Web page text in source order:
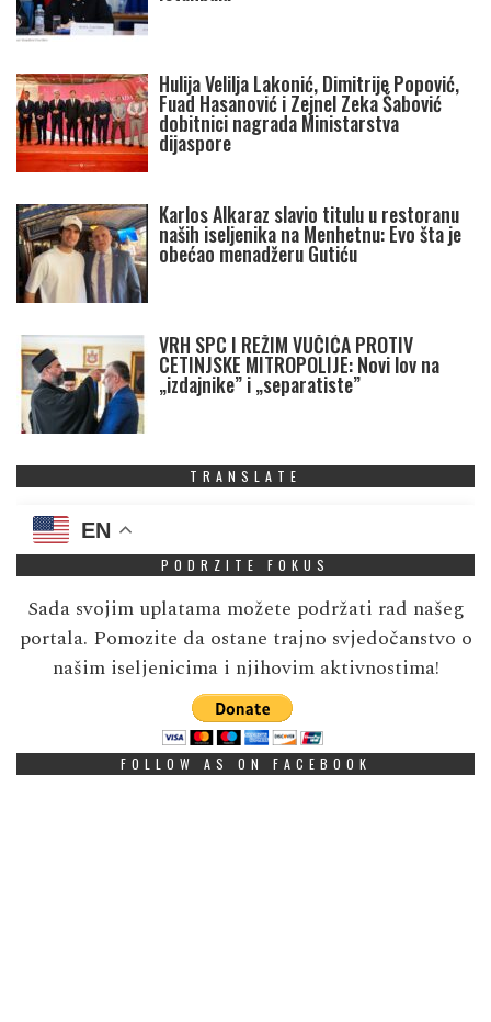
Hulija Velilja Lakonić, Dimitrije Popović,
Fuad Hasanović i Zejnel Zeka Šabović
dobitnici nagrada Ministarstva
dijaspore
Karlos Alkaraz slavio titulu u restoranu
naših iseljenika na Menhetnu: Evo šta je
obećao menadžeru Gutiću
VRH SPC I REŽIM VUČIĆA PROTIV
CETINJSKE MITROPOLIJE: Novi lov na
„izdajnike” i „separatiste”
TRANSLATE
EN
PODRZITE FOKUS
Sada svojim uplatama možete podržati rad našeg
portala. Pomozite da ostane trajno svjedočanstvo o
našim iseljenicima i njihovim aktivnostima!
FOLLOW AS ON FACEBOOK